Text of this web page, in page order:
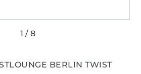
BERLIN TWIST